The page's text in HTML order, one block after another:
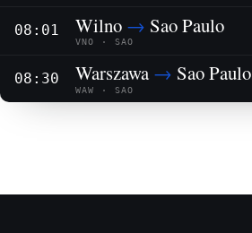
08:01 Wilno → Sao Paulo
VNO · SAO
08:30 Warszawa → Sao Paulo
WAW · SAO